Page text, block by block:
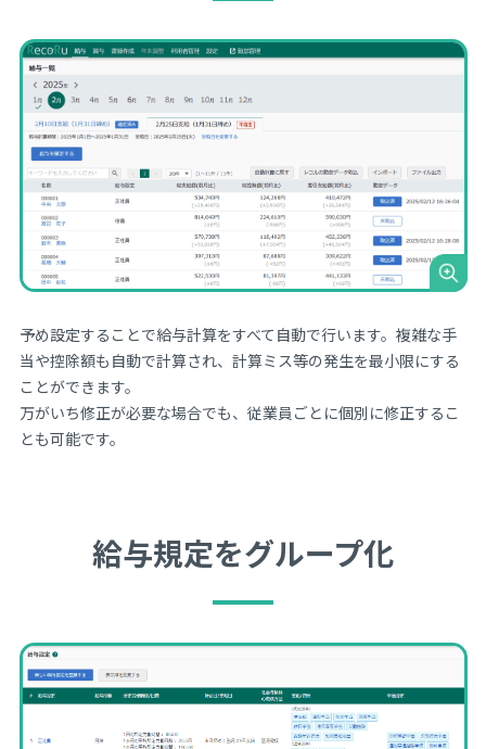
予め設定することで給与計算をすべて自動で行います。複雑な手
当や控除額も自動で計算され、計算ミス等の発生を最小限にする
ことができます。
万がいち修正が必要な場合でも、従業員ごとに個別に修正するこ
とも可能です。
給与規定をグループ化